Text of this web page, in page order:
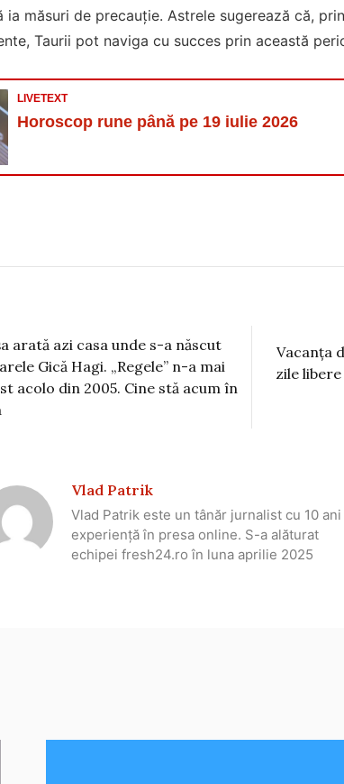
ia măsuri de precauție. Astrele sugerează că,
Taurii pot naviga cu succes prin această
LIVETEXT
Horoscop rune până pe 19 iulie 2026
arată azi casa unde s-a născut
Gică Hagi. „Regele” n-a mai
acolo din 2005. Cine stă acum în
Vacanța
zile
Vlad Patrik
Vlad Patrik este un tânăr jurnalist cu 10 ani
experiență în presa online. S-a alăturat
echipei fresh24.ro în luna aprilie 2025